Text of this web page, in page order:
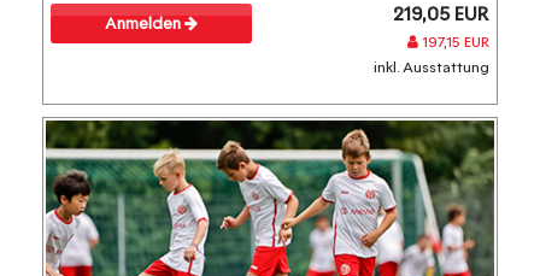
Anmelden 219,05 EUR
197,15 EUR
inkl. Ausstattung